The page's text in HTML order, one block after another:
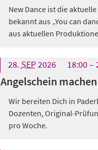
New Dance ist die
bekannt aus „You can
aus aktuellen
28. SEP2026 18:00
Angelschein
Wir bereiten Dich in
Dozenten, Original-
pro Woche.